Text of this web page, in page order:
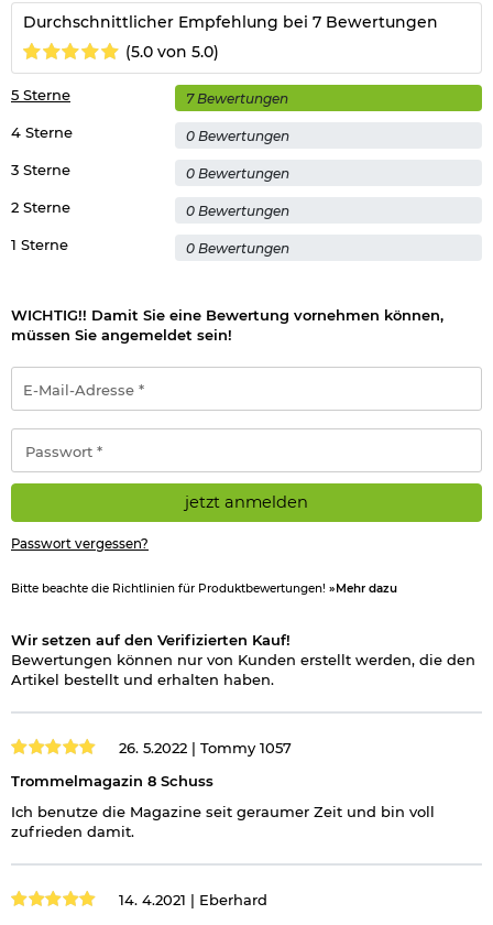
Umgang mit Druckluft-, Federdruckwaffen und CO2-Waffen
Herstellerinformationen
Durchschnittlicher Empfehlung bei 7 Bewertungen
(5.0 von 5.0)
1 Sterne 0 Bewertungen
2 Sterne 0 Bewertungen
3 Sterne 0 Bewertungen
4 Sterne 0 Bewertungen
5 Sterne 7 Bewertungen
WICHTIG!! Damit Sie eine Bewertung vornehmen können,
müssen Sie angemeldet sein!
Mail-
Adresse
*
jetzt anmelden
Passwort vergessen?
Bitte beachte die Richtlinien für Produktbewertungen! »Mehr dazu
Wir setzen auf den Verifizierten Kauf!
Bewertungen können nur von Kunden erstellt werden, die den
Artikel bestellt und erhalten haben.
26. 5.2022 | Tommy 1057
Trommelmagazin 8 Schuss
Ich benutze die Magazine seit geraumer Zeit und bin voll
zufrieden damit.
14. 4.2021 | Eberhard